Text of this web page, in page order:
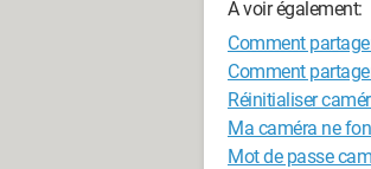
A voir également:
Comment
Comment
Réinitialiser
Ma caméra ne
Mot de passe